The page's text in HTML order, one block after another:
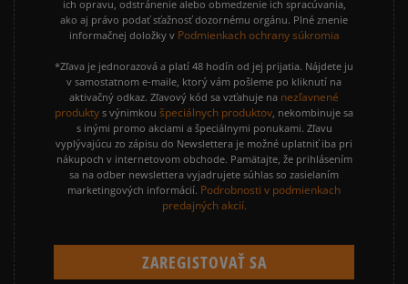
ich opravu, odstránenie alebo obmedzenie ich spracúvania,
ako aj právo podať sťažnosť dozornému orgánu. Plné znenie
informačnej doložky v Podmienkach ochrany súkromia
*Zľava je jednorazová a platí 48 hodín od jej prijatia. Nájdete ju
v samostatnom e-maile, ktorý vám pošleme po kliknutí na
aktivačný odkaz. Zľavový kód sa vzťahuje na nezľavnené
produkty s výnimkou špeciálnych produktov, nekombinuje sa
s inými promo akciami a špeciálnymi ponukami. Zľavu
vyplývajúcu zo zápisu do Newslettera je možné uplatniť iba pri
nákupoch v internetovom obchode. Pamätajte, že prihlásením
sa na odber newslettera vyjadrujete súhlas so zasielaním
marketingových informácií. Podrobnosti v podmienkach
predajných akcií.